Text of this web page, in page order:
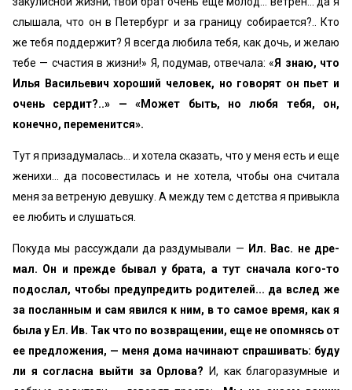
слышала, что он в Пе­тербург и за границу собирается?.. Кто
же тебя поддер­жит? Я всегда любила тебя, как дочь, и желаю
тебе — счастия в жизни!» Я, подумав, отвечала: «Я знаю, что
Илья Васильевич хороший человек, но говорят он пьет и
очень сердит?..» — «Может быть, но любя тебя, он,
конечно, переменится».
Тут я призадумалась... и хотела сказать, что у меня есть и еще
женихи... да посовестилась и не хотела, чтобы она считала
меня за ветреную девушку. А между тем с детства я привыкла
ее любить и слушаться.
Покуда мы рассуждали да раздумывали — Ил. Вас. не дре­
мал. Он и прежде бывал у брата, а тут сначала кого-то
подослал, чтобы предупредить родителей... да вслед же
за по­сланным и сам явился к ним, в то самое время, как я
была у Ел. Ив. Так что по возвращении, еще не опомнясь от
ее предложения, — меня дома начинают спрашивать: буду
ли я согласна выйти за Орлова? И, как благоразумные и